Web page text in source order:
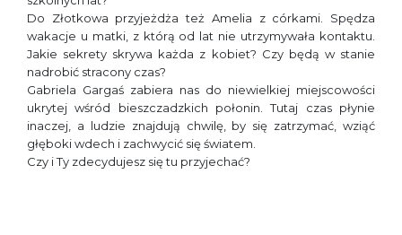
Do Złotkowa przyjeżdża też Amelia z córkami. Spędza
wakacje u matki, z którą od lat nie utrzymywała kontaktu.
Jakie sekrety skrywa każda z kobiet? Czy będą w stanie
nadrobić stracony czas?
Gabriela Gargaś zabiera nas do niewielkiej miejscowości
ukrytej wśród bieszczadzkich połonin. Tutaj czas płynie
inaczej, a ludzie znajdują chwilę, by się zatrzymać, wziąć
głęboki wdech i zachwycić się światem.
Czy i Ty zdecydujesz się tu przyjechać?